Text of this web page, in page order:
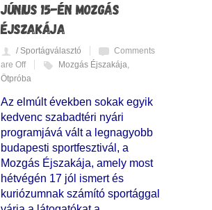
JÚNIUS 15-ÉN MOZGÁS
ÉJSZAKÁJA
/ Sportágválasztó
Comments
are Off
Mozgás Éjszakája
Ötpróba
Az elmúlt években sokak egyik
kedvenc szabadtéri nyári
programjává vált a legnagyobb
budapesti sportfesztivál, a
Mozgás Éjszakája, amely most
hétvégén 17 jól ismert és
kuriózumnak számító sportággal